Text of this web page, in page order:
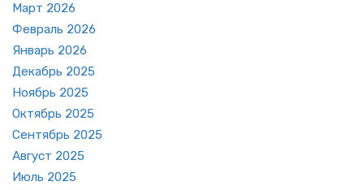
Март 2026
Фев­раль 2026
Ян­варь 2026
Де­кабрь 2025
Но­ябрь 2025
Ок­тябрь 2025
Сен­тябрь 2025
Ав­густ 2025
Июль 2025